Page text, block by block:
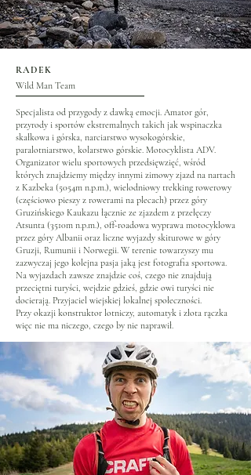
RADEK
Wild Man Team
Specjalista od przygody z dawką emocji. Amator gór,
przyrody i sportów ekstremalnych takich jak wspinaczka
skałkowa i górska, narciarstwo wysokogórskie,
paralotniarstwo, kolarstwo górskie. Motocyklista ADV.
Organizator wielu sportowych przedsięwzięć, wśród
których znajdziemy między innymi zimowy zjazd na nartach
z Kazbeka (5054m n.p.m.), wielodniowy trekking rowerowy
(częściowo pieszy z rowerami na plecach) przez góry
Gruzińskiego Kaukazu łącznie ze zjazdem z przełęczy
Atsunta (3510m n.p.m.), off-roadowa wyprawa motocyklowa
przez góry Albanii oraz liczne wyjazdy skiturowe w góry
Gruzji, Rumunii i Norwegii. W terenie towarzyszy mu
zazwyczaj jego kolejna pasja jaką jest fotografia sportowa.
Na wyjazdach zawsze znajdzie coś, czego nie znajdują
przeciętni turyści, wejdzie gdzieś, gdzie owi turyści nie
docierają. Przyjaciel wiejskiej lokalnej społeczności.
Przy okazji konstruktor lotniczy, automatyk i złota rączka
więc nie ma niczego, czego by nie naprawił.